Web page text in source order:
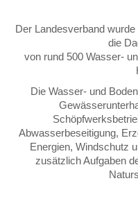
Der Landesverband
die
von rund 500 Wasser-
Die Wasser- und
Abwasserbeseitigung,
Energien, Windschutz
zusätzlich Aufgaben